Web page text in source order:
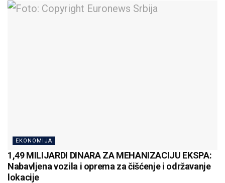
EKONOMIJA
1,49 MILIJARDI DINARA ZA MEHANIZACIJU EKSPA:
Nabavljena vozila i oprema za čišćenje i održavanje
lokacije